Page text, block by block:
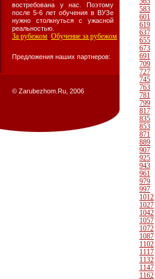
востребована у нас. Поэтому
после 5-6 лет обучения в ВУЗе
нужно столкнуться с ужасной
реальностью.
За рубежом: Обучение за рубежом
Предложения наших партнеров:
© Zarubezhom.Ru, 2006
583
601
619
637
655
673
691
709
727
745
763
781
799
817
835
853
871
889
907
925
943
961
979
997
1012
1027
1042
1057
1072
1087
1102
1117
1132
1147
1162